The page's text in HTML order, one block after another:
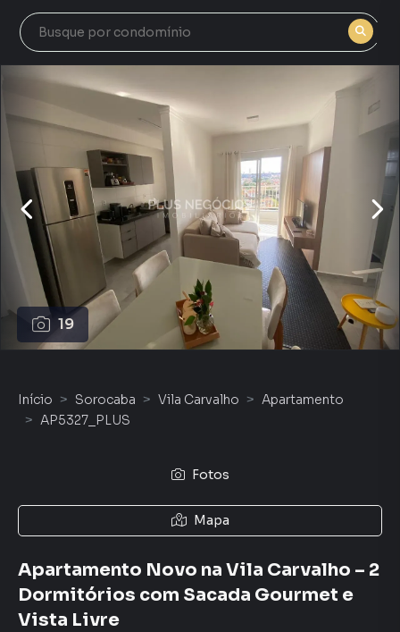
19
Início Sorocaba Vila Carvalho
Apartamento
AP5327_PLUS
Fotos
Mapa
Apartamento Novo na Vila Carvalho – 2
Dormitórios com Sacada Gourmet e
Vista Livre